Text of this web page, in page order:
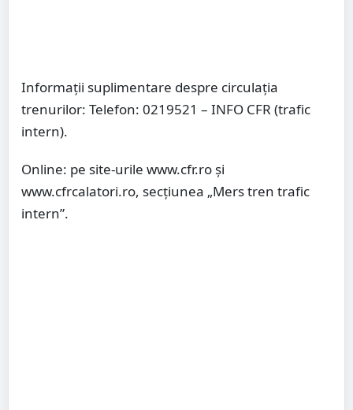
Informații suplimentare despre circulația
trenurilor: Telefon: 0219521 – INFO CFR (trafic
intern).
Online: pe site-urile www.cfr.ro și
www.cfrcalatori.ro, secțiunea „Mers tren trafic
intern”.